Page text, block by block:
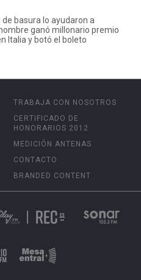
de basura lo ayudaron a
ganó millonario premio
Italia y botó el boleto
TRABAJA CON NOSOTROS
CERTIFICADO DE
HONORARIOS 2012
MEDICIÓN ANTENAS
CONTACTO
BRANDED CONTENT